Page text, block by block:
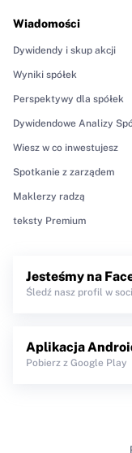
Wiadomości
Dywidendy i skup akcji
Wyniki spółek
Perspektywy dla spółek
Dywidendowe Analizy
Wiesz w co inwestujesz
Spotkanie z zarządem
Maklerzy radzą
teksty Premium
Jesteśmy na
Śledź nasz profil w
Aplikacja
Pobierz z Google Play